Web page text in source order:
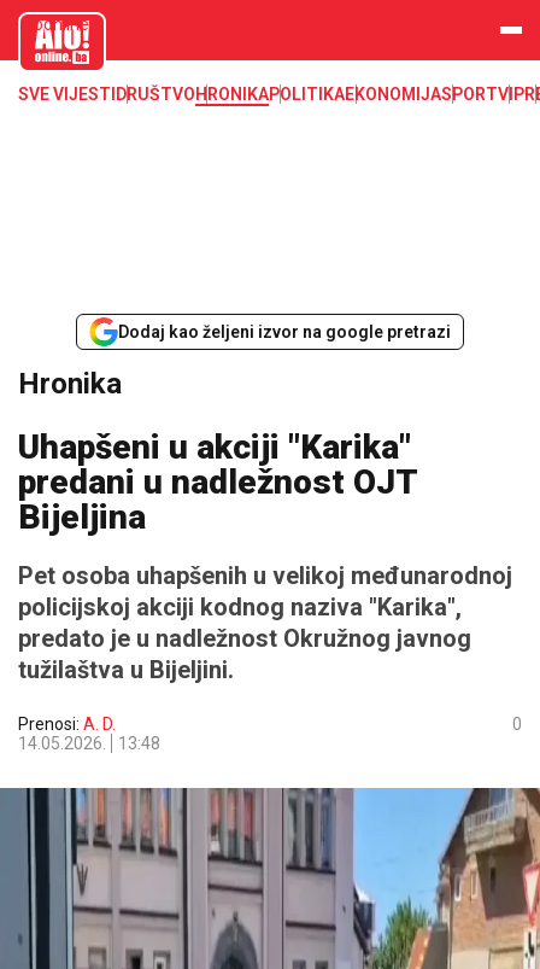
aloonline.b
SVE VIJESTI DRUŠTVOHRONIKAPOLITIKAEKONOMIJASPORTVIP
Dodaj kao željeni izvor na google pretrazi
Hronika
Uhapšeni u akciji "Karika"
predani u nadležnost OJT
Bijeljina
Pet osoba uhapšenih u velikoj međunarodnoj
policijskoj akciji kodnog naziva "Karika",
predato je u nadležnost Okružnog javnog
tužilaštva u Bijeljini.
Prenosi: A. D.
14.05.2026.
13:48
0